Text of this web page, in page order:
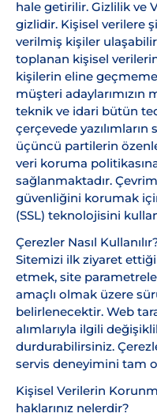
hale getirilir. Gizlilik ve
gizlidir. Kişisel verilere
verilmiş kişiler
toplanan kişisel
kişilerin eline
müşteri adaylarımızın
teknik ve idari bütün
çerçevede
üçüncü partilerin
veri koruma
sağlanmaktadır.
güvenliğini korumak
(SSL) teknolojisini
Çerezler Nasıl
Sitemizi ilk ziyaret
etmek, site
amaçlı olmak üzere
belirlenecektir. Web
alımlarıyla ilgili
durdurabilirsiniz.
servis deneyimini tam
Kişisel Verilerin
haklarınız nelerdir?